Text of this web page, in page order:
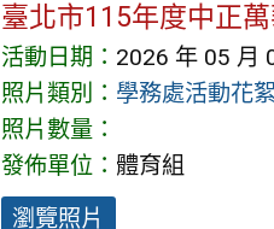
臺北市115年度中正
活動日期： 2026 年 05 月
照片類別： 學務處活動花絮
照片數量：
發佈單位： 體育組
瀏覽照片